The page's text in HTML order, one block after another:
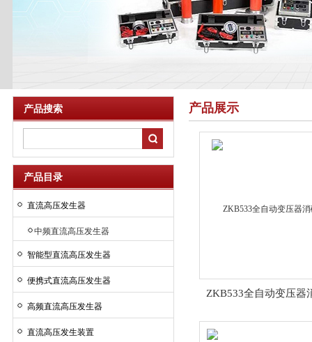
产品搜索
产品目录
直流高压发生器
中频直流高压发生器
智能型直流高压发生器
便携式直流高压发生器
高频直流高压发生器
直流高压发生装置
产品展示
ZKB533全自动变压器